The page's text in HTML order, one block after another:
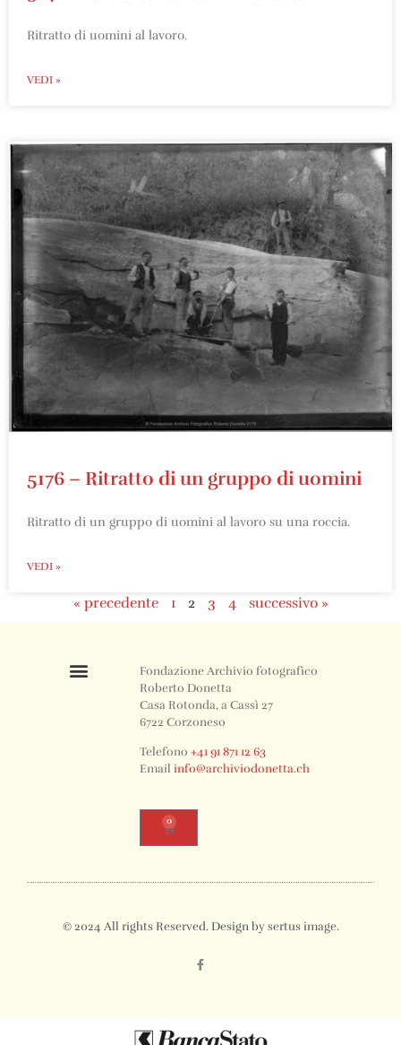
Ritratto di uomini al lavoro.
VEDI »
5176 – Ritratto di un gruppo di uomini
Ritratto di un gruppo di uomini al lavoro su una roccia.
VEDI »
« precedente 1 2 3 4 successivo »
Fondazione Archivio fotografico
Roberto Donetta
Casa Rotonda, a Cassì 27
6722 Corzoneso
Telefono+41 91 871 12 63
Emailinfo@archiviodonetta.ch
0
© 2024 All rights Reserved. Design by sertus image.